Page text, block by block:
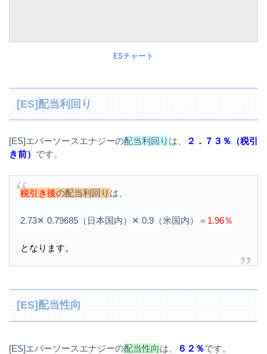
ESチャート
[ES]配当利回り
[ES]エバーソースエナジーの配当利回り は、
２．７３％（税引
き前） です。
税引き後の配当利回り は、
2.73✕ 0.79685（日本国内）✕ 0.9（米国内）＝ 1.96％
となります。
[ES]配当性向
[ES]エバーソースエナジーの配当性向は、 ６２％です。